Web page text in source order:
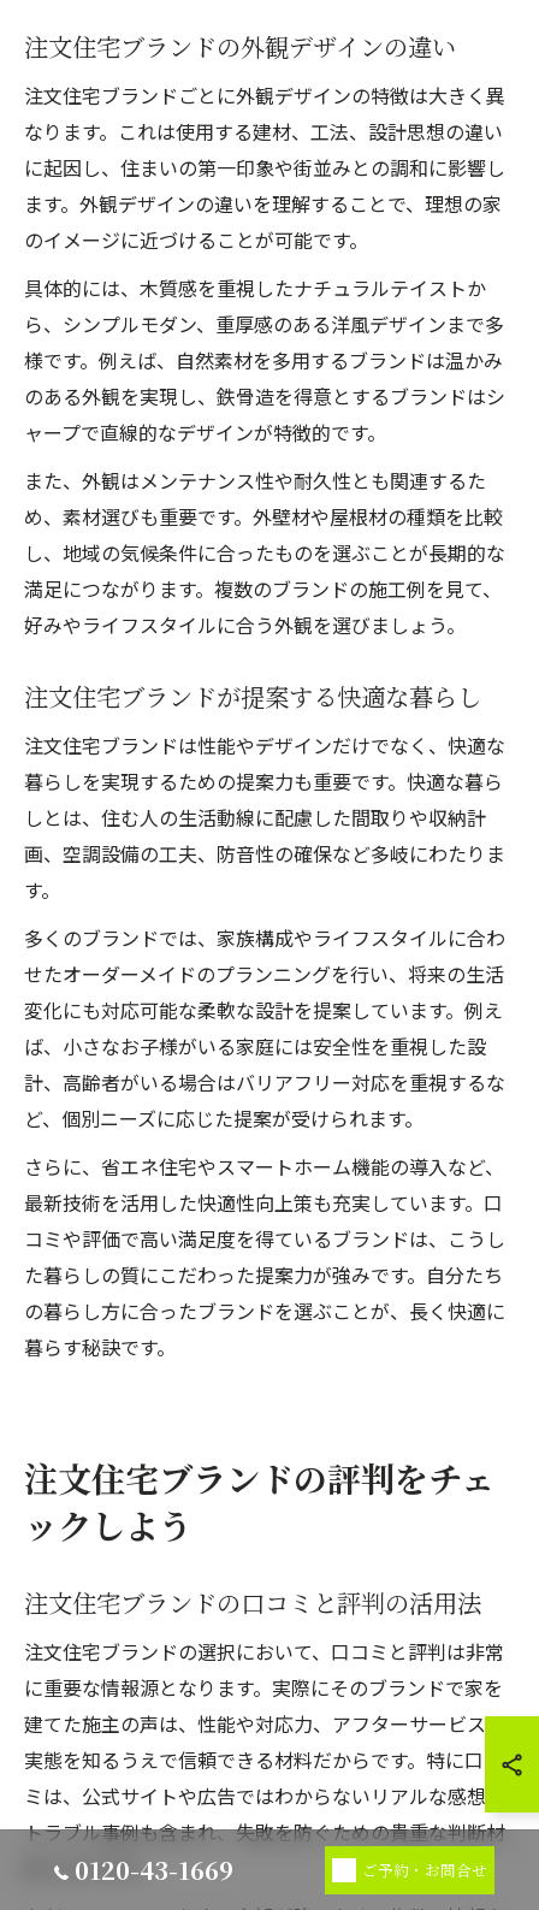
注文住宅ブランドの外観デザインの違い
注文住宅ブランドごとに外観デザインの特徴は大きく異
なります。これは使用する建材、工法、設計思想の違い
に起因し、住まいの第一印象や街並みとの調和に影響し
ます。外観デザインの違いを理解することで、理想の家
のイメージに近づけることが可能です。
具体的には、木質感を重視したナチュラルテイストか
ら、シンプルモダン、重厚感のある洋風デザインまで多
様です。例えば、自然素材を多用するブランドは温かみ
のある外観を実現し、鉄骨造を得意とするブランドはシ
ャープで直線的なデザインが特徴的です。
また、外観はメンテナンス性や耐久性とも関連するた
め、素材選びも重要です。外壁材や屋根材の種類を比較
し、地域の気候条件に合ったものを選ぶことが長期的な
満足につながります。複数のブランドの施工例を見て、
好みやライフスタイルに合う外観を選びましょう。
注文住宅ブランドが提案する快適な暮らし
注文住宅ブランドは性能やデザインだけでなく、快適な
暮らしを実現するための提案力も重要です。快適な暮ら
しとは、住む人の生活動線に配慮した間取りや収納計
画、空調設備の工夫、防音性の確保など多岐にわたりま
す。
多くのブランドでは、家族構成やライフスタイルに合わ
せたオーダーメイドのプランニングを行い、将来の生活
変化にも対応可能な柔軟な設計を提案しています。例え
ば、小さなお子様がいる家庭には安全性を重視した設
計、高齢者がいる場合はバリアフリー対応を重視するな
ど、個別ニーズに応じた提案が受けられます。
さらに、省エネ住宅やスマートホーム機能の導入など、
最新技術を活用した快適性向上策も充実しています。口
コミや評価で高い満足度を得ているブランドは、こうし
た暮らしの質にこだわった提案力が強みです。自分たち
の暮らし方に合ったブランドを選ぶことが、長く快適に
暮らす秘訣です。
注文住宅ブランドの評判をチェ
ックしよう
注文住宅ブランドの口コミと評判の活用法
注文住宅ブランドの選択において、口コミと評判は非常
に重要な情報源となります。実際にそのブランドで家を
建てた施主の声は、性能や対応力、アフターサービスの
実態を知るうえで信頼できる材料だからです。特に口コ
ミは、公式サイトや広告ではわからないリアルな感想や
トラブル事例も含まれ、失敗を防ぐための貴重な判断材
料となります。
0120-43-1669 ご予約・お問合せ